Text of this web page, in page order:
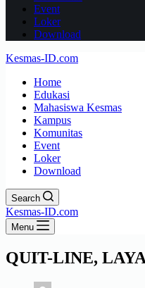
Event
Loker
Download
Kesmas-ID.com
Home
Edukasi
Mahasiswa Kesmas
Kampus
Komunitas
Event
Loker
Download
Search
Kesmas-ID.com
Menu
QUIT-LINE,